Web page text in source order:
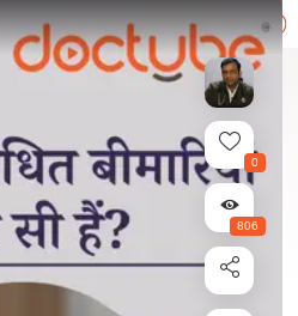
---
0
806